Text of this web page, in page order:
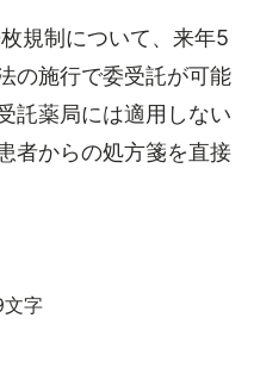
規制について、来年5
の施行で委受託が可能
託薬局には適用しない
者からの処方箋を直接
字